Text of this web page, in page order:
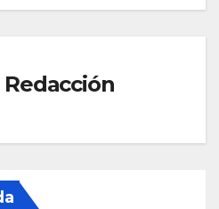
Redacción